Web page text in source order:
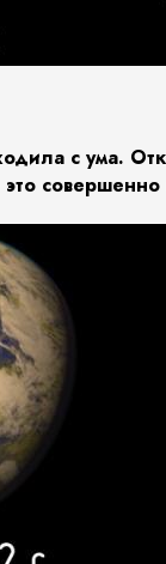
с ума.
совершенно